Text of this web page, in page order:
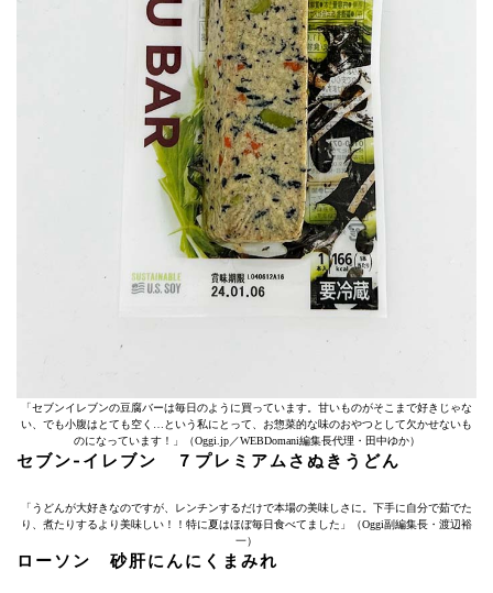
「セブンイレブンの豆腐バーは毎日のように買っています。甘いものがそこまで好きじゃな
い、でも小腹はとても空く…という私にとって、お惣菜的な味のおやつとして欠かせないも
のになっています！」（Oggi.jp／WEBDomani編集長代理・田中ゆか）
セブン-イレブン ７プレミアムさぬきうどん
「うどんが大好きなのですが、レンチンするだけで本場の美味しさに。下手に自分で茹でた
り、煮たりするより美味しい！！特に夏はほぼ毎日食べてました」（Oggi副編集長・渡辺裕
一）
ローソン 砂肝にんにくまみれ